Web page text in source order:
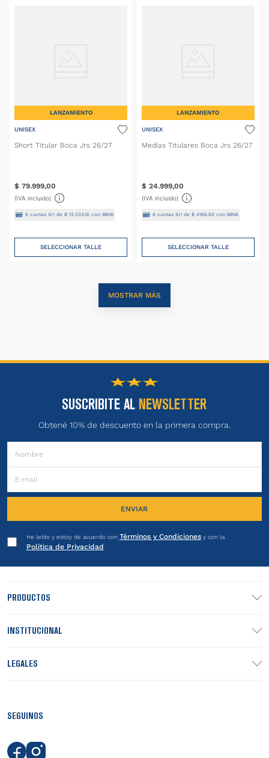
LANZAMIENTO
UNISEX
Short Titular Boca Jrs 26/27
$ 79.999,00
(IVA incluido)
6 cuotas S/I de$ 13.333,16 con BBVA
SELECCIONAR TALLE
LANZAMIENTO
UNISEX
Medias Titulares Boca Jrs 26/27
$ 24.999,00
(IVA incluido)
6cuotas S/I de $ 4166,50con BBVA
SELECCIONAR TALLE
MOSTRAR MÁS
SUSCRIBITE AL NEWSLETTER
Obtené 10% de descuento en la primera compra.
ENVIAR
He leído y estoy de acuerdo con Términos y Condicionesy con la
Política de Privacidad.
PRODUCTOS
INSTITUCIONAL
LEGALES
SEGUINOS